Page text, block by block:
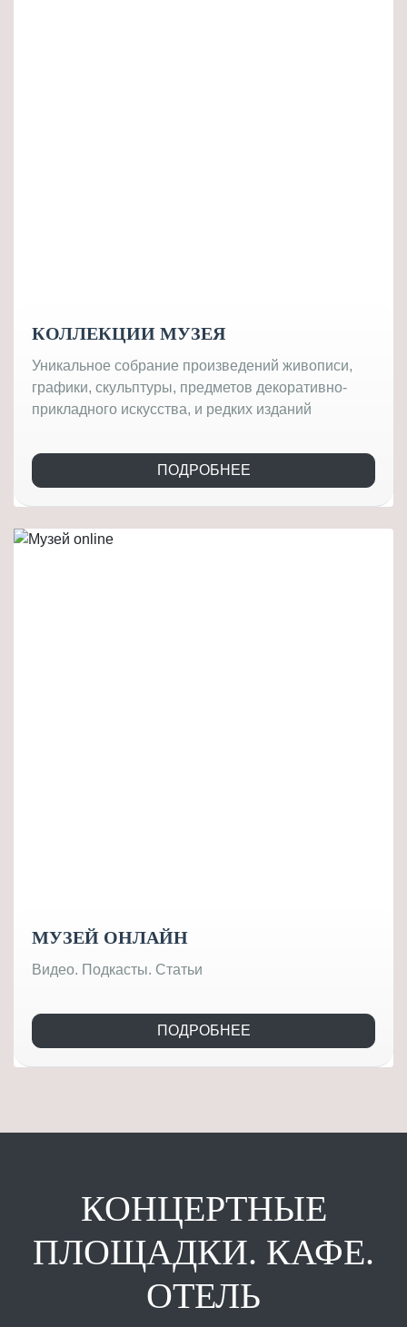
КОЛЛЕКЦИИ МУЗЕЯ
Уникальное собрание произведений живописи,
графики, скульптуры, предметов декоративно-
прикладного искусства, и редких изданий
ПОДРОБНЕЕ
МУЗЕЙ ОНЛАЙН
Видео. Подкасты. Статьи
ПОДРОБНЕЕ
КОНЦЕРТНЫЕ
ПЛОЩАДКИ. КАФЕ.
ОТЕЛЬ